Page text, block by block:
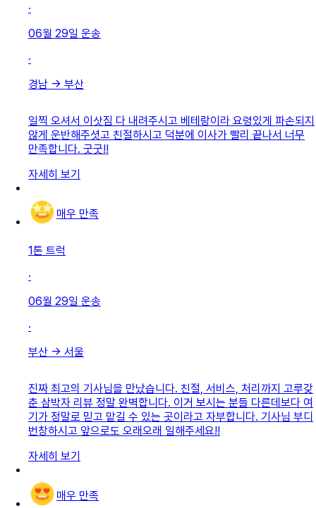
·
06월 29일 운송
·
경남 → 부산
일찍 오셔서 이삿짐 다 내려주시고 베테랑이라 요령있게 파손되지
않게 운반해주셧고 친절하시고 덕분에 이사가 빨리 끝나서 너무
만족합니다. 굿굿!!
자세히 보기
매우 만족
1톤 트럭
·
06월 29일 운송
·
부산 → 서울
진짜 최고의 기사님을 만났습니다. 친절, 서비스, 처리까지 고루갖
춘 삼박자 리뷰 정말 완벽합니다. 이거 보시는 분들 다른데보다 여
기가 정말로 믿고 맡길 수 있는 곳이라고 자부합니다. 기사님 부디
번창하시고 앞으로도 오래오래 일해주세요!!
자세히 보기
매우 만족